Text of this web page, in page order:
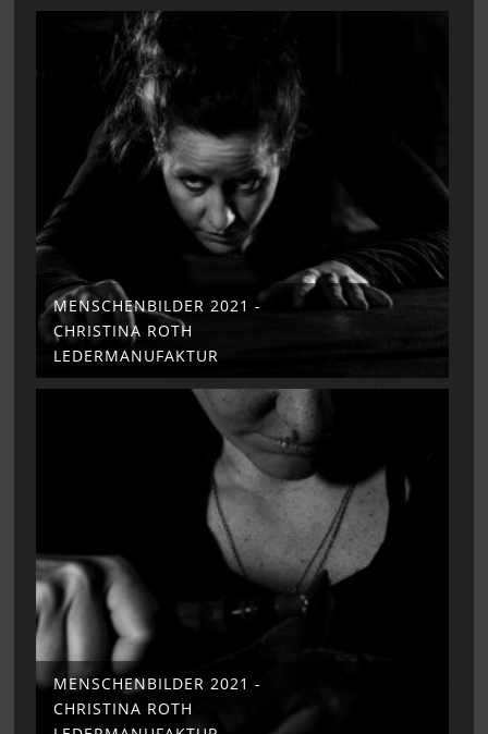
MENSCHENBILDER 2021 -
CHRISTINA ROTH
LEDERMANUFAKTUR
MENSCHENBILDER 2021 -
CHRISTINA ROTH